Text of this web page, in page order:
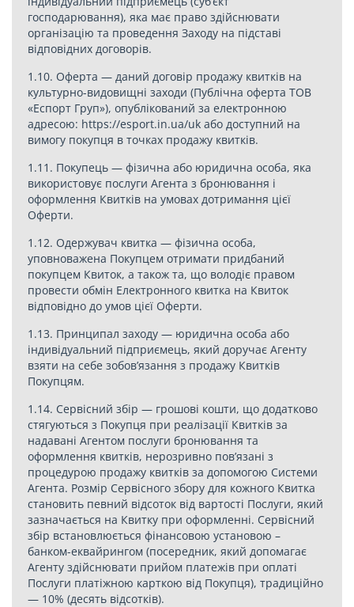
господарювання), яка має право здійснювати
організацію та проведення Заходу на підставі
відповідних договорів.
1.10. Оферта — даний договір продажу квитків на
культурно-видовищні заходи (Публічна оферта ТОВ
«Еспорт Груп»), опублікований за електронною
адресою: https://esport.in.ua/uk або доступний на
вимогу покупця в точках продажу квитків.
1.11. Покупець — фізична або юридична особа, яка
використовує послуги Агента з бронювання і
оформлення Квитків на умовах дотримання цієї
Оферти.
1.12. Одержувач квитка — фізична особа,
уповноважена Покупцем отримати придбаний
покупцем Квиток, а також та, що володіє правом
провести обмін Електронного квитка на Квиток
відповідно до умов цієї Оферти.
1.13. Принципал заходу — юридична особа або
індивідуальний підприємець, який доручає Агенту
взяти на себе зобов’язання з продажу Квитків
Покупцям.
1.14. Сервісний збір — грошові кошти, що додатково
стягуються з Покупця при реалізації Квитків за
надавані Агентом послуги бронювання та
оформлення квитків, нерозривно пов’язані з
процедурою продажу квитків за допомогою Системи
Агента. Розмір Сервісного збору для кожного Квитка
становить певний відсоток від вартості Послуги, який
зазначається на Квитку при оформленні. Сервісний
збір встановлюється фінансовою установою –
банком-еквайрингом (посередник, який допомагає
Агенту здійснювати прийом платежів при оплаті
Послуги платіжною карткою від Покупця), традиційно
— 10% (десять відсотків).